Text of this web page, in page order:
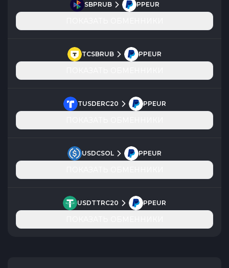
SBPRUB PPEUR
TCSBRUB PPEUR
TUSDERC20 PPEUR
USDCSOL PPEUR
USDTTRC20 PPEUR